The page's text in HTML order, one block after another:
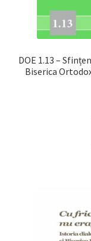
DOE 1.13 –
Biserica